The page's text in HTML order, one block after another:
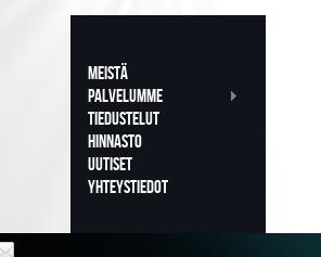
Meistä
PALVELUMME
TIEDUSTELUT
HINNASTO
uutiset
YHTEYSTIEDOT